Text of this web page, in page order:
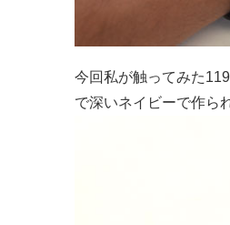
今回私が触ってみた
で深いネイビーで作ら